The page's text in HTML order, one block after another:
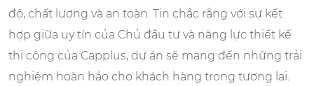
độ, chất lượng và an toàn. Tin chắc rằng với sự kết
hợp giữa uy tín của Chủ đầu tư và năng lực thiết kế
thi công của Capplus, dự án sẽ mang đến những trải
nghiệm hoàn hảo cho khách hàng trong tương lai.